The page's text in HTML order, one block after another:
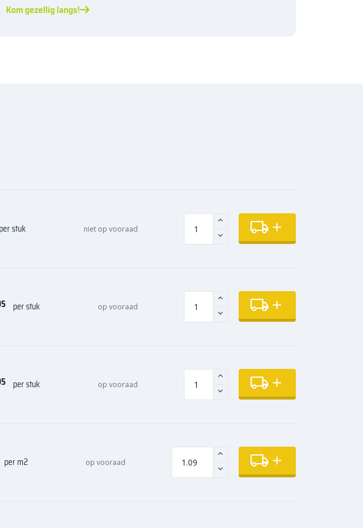
Kom gezellig langs!
per stuk niet op vooraad
per stuk op vooraad
per stuk op vooraad
per m2 op vooraad